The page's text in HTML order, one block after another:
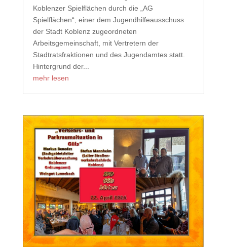
Koblenzer Spielflächen durch die „AG
Spielflächen“, einer dem Jugendhilfeausschuss
der Stadt Koblenz zugeordneten
Arbeitsgemeinschaft, mit Vertretern der
Stadtratsfraktionen und des Jugendamtes statt.
Hintergrund der...
mehr lesen